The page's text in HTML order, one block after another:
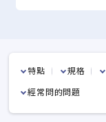
特點 規格
經常問的問題